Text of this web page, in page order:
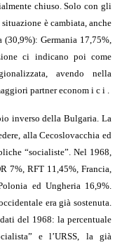
chiuso. Solo con gli
è cambiata, anche
(30,9%): Germania 17,75%,
ci indicano poi come
avendo nella
partner econom i c i .
inverso della Bulgaria. La
alla Cecoslovacchia ed
“socialiste”. Nel 1968,
7%, RFT 11,45%, Francia,
ed Ungheria 16,9%.
era già sostenuta.
del 1968: la percentuale
e l’URSS, la già